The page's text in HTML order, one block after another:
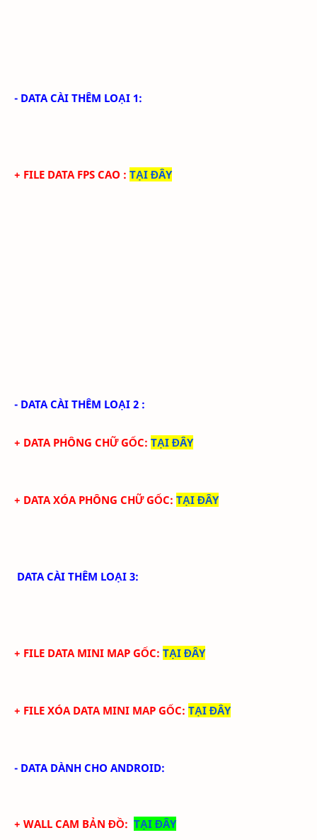
- DATA CÀI THÊM LOẠI 1:
+ FILE DATA FPS CAO : TẠI ĐÂY
- DATA CÀI THÊM LOẠI 2 :
+ DATA PHÔNG CHỮ GỐC: TẠI ĐÂY
+ DATA XÓA PHÔNG CHỮ GỐC: TẠI ĐÂY
DATA CÀI THÊM LOẠI 3:
+ FILE DATA MINI MAP GỐC: TẠI ĐÂY
+ FILE XÓA DATA MINI MAP GỐC: TẠI ĐÂY
- DATA DÀNH CHO ANDROID:
+ WALL CAM BẢN ĐỒ: TẠI ĐÂY